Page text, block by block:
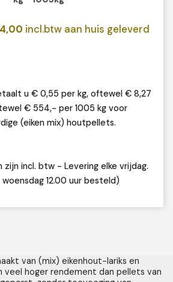
incl.btw aan huis geleverd
u € 0,55 per kg, oftewel € 8,27
€ 554,- per 1005 kg voor
(eiken mix) houtpellets.
zijn incl. btw - Levering elke vrijdag.
12.00 uur besteld)
van (mix) eikenhout-lariks en
veel hoger rendement dan pellets van